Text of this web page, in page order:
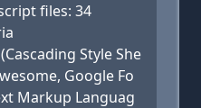
files: 34
Style She
Google Fo
Markup Languag